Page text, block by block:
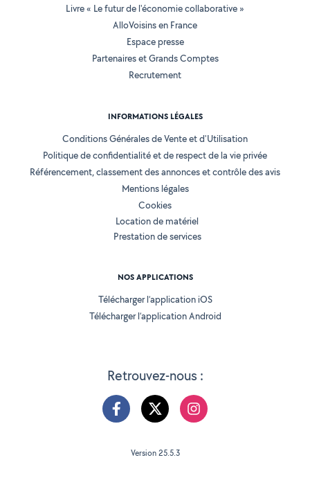
Retrouvez-nous :
Livre « Le futur de l'économie collaborative »
AlloVoisins en France
Espace presse
Partenaires et Grands Comptes
Recrutement
INFORMATIONS LÉGALES
Conditions Générales de Vente et d'Utilisation
Politique de confidentialité et de respect de la vie privée
Référencement, classement des annonces et contrôle des avis
Mentions légales
Cookies
Location de matériel
Prestation de services
NOS APPLICATIONS
Télécharger l’application iOS
Télécharger l’application Android
Version 25.5.3